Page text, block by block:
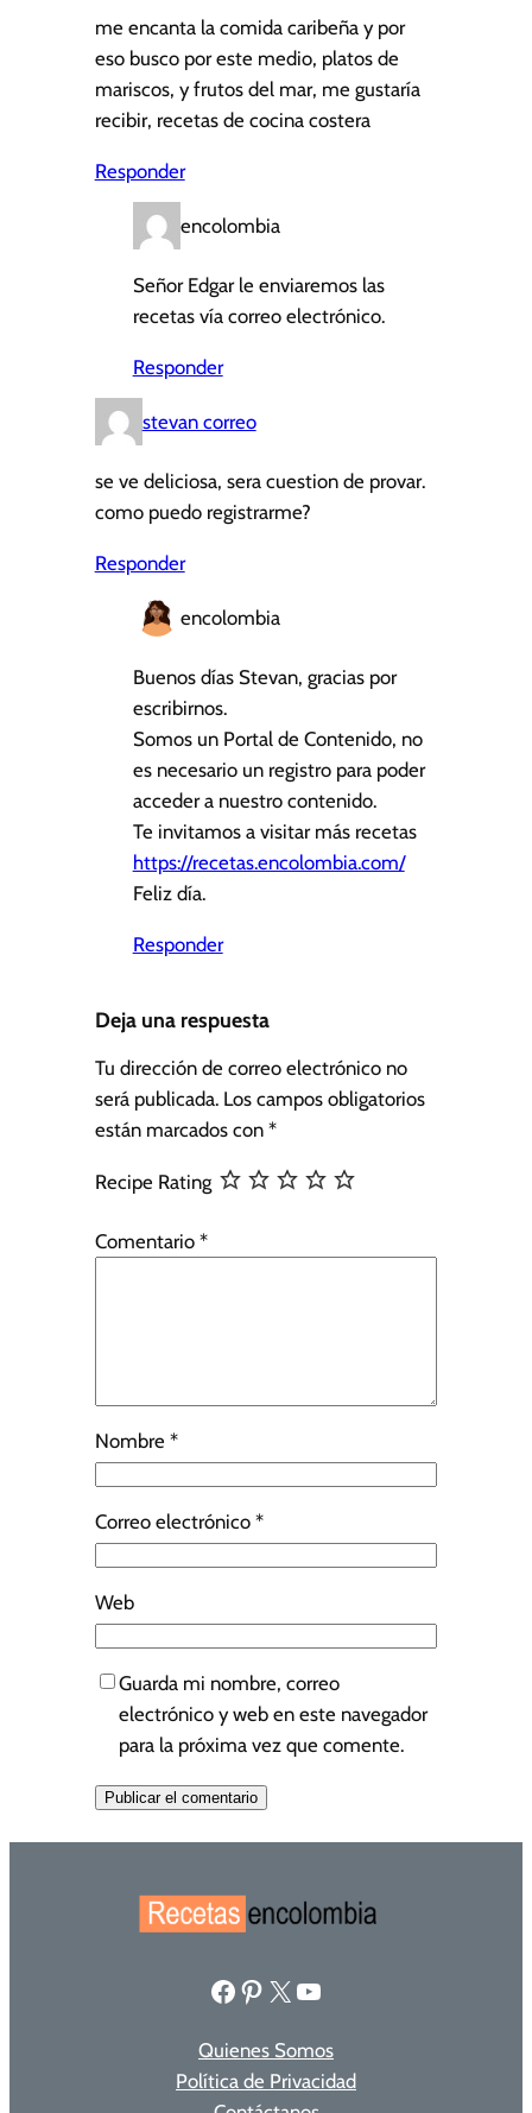
me encanta la comida caribeña y por
eso busco por este medio, platos de
mariscos, y frutos del mar, me gustaría
recibir, recetas de cocina costera
Responder
encolombia
Señor Edgar le enviaremos las
recetas vía correo electrónico.
Responder
stevan correo
se ve deliciosa, sera cuestion de provar.
como puedo registrarme?
Responder
encolombia
Buenos días Stevan, gracias por
escribirnos.
Somos un Portal de Contenido, no
es necesario un registro para poder
acceder a nuestro contenido.
Te invitamos a visitar más recetas
https://recetas.encolombia.com/
Feliz día.
Responder
Deja una respuesta
Tu dirección de correo electrónico no
será publicada. Los campos obligatorios
están marcados con *
Recipe Rating
Comentario *
Nombre *
Correo electrónico *
Web
Guarda mi nombre, correo
electrónico y web en este navegador
para la próxima vez que comente.
Facebook Pinterest X YouTube
Quienes Somos
Política de Privacidad